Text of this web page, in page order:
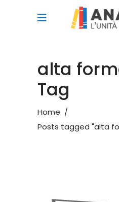
alta
Tag
Home /
Posts tagged "alta